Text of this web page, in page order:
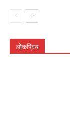
लोकप्रिय